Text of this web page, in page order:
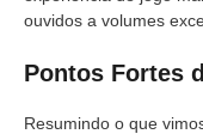
ouvidos a volumes
Pontos Fortes
Resumindo o que